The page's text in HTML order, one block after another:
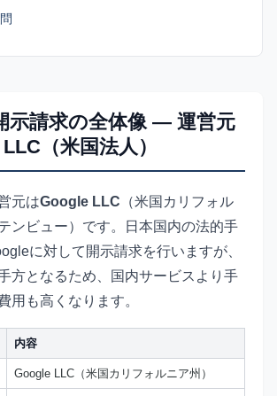
示請求の全体像 — 運営元
（米国法人）
元はGoogle LLC （米国カリフォル
ンビュー）です。日本国内の法的手
に対して開示請求を行いますが、
方となるため、国内サービスより手
用も高くなります。
内容
Google LLC（米国カリフォルニア州）